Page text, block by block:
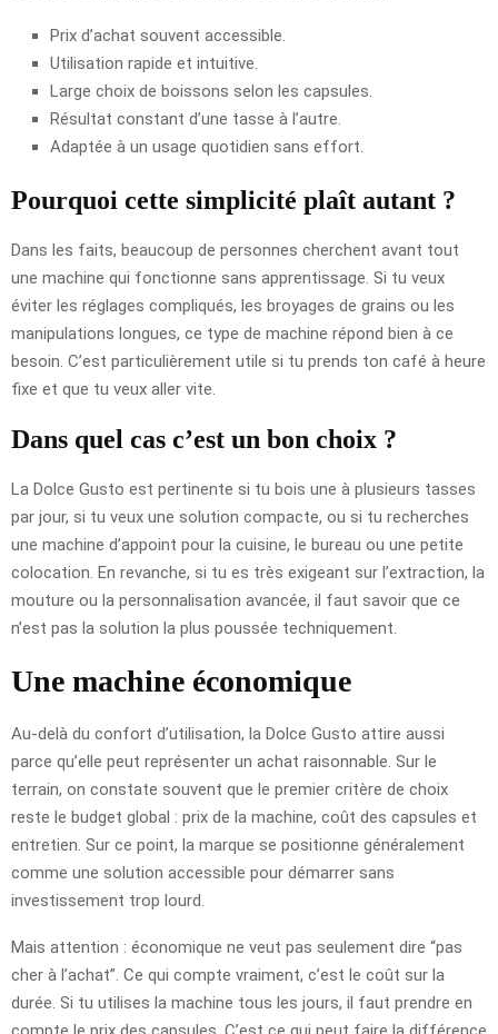
Prix d’achat souvent accessible.
Utilisation rapide et intuitive.
Large choix de boissons selon les capsules.
Résultat constant d’une tasse à l’autre.
Adaptée à un usage quotidien sans effort.
Pourquoi cette simplicité plaît autant ?
Dans les faits, beaucoup de personnes cherchent avant tout
une machine qui fonctionne sans apprentissage. Si tu veux
éviter les réglages compliqués, les broyages de grains ou les
manipulations longues, ce type de machine répond bien à ce
besoin. C’est particulièrement utile si tu prends ton café à heure
fixe et que tu veux aller vite.
Dans quel cas c’est un bon choix ?
La Dolce Gusto est pertinente si tu bois une à plusieurs tasses
par jour, si tu veux une solution compacte, ou si tu recherches
une machine d’appoint pour la cuisine, le bureau ou une petite
colocation. En revanche, si tu es très exigeant sur l’extraction, la
mouture ou la personnalisation avancée, il faut savoir que ce
n’est pas la solution la plus poussée techniquement.
Une machine économique
Au-delà du confort d’utilisation, la Dolce Gusto attire aussi
parce qu’elle peut représenter un achat raisonnable. Sur le
terrain, on constate souvent que le premier critère de choix
reste le budget global : prix de la machine, coût des capsules et
entretien. Sur ce point, la marque se positionne généralement
comme une solution accessible pour démarrer sans
investissement trop lourd.
Mais attention : économique ne veut pas seulement dire “pas
cher à l’achat”. Ce qui compte vraiment, c’est le coût sur la
durée. Si tu utilises la machine tous les jours, il faut prendre en